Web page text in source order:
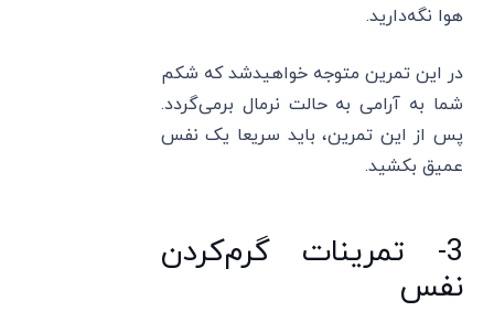
هوا نگه‌دارید.
در این تمرین متوجه خواهیدشد که شکم
شما به آرامی به حالت نرمال برمی‌گردد.
پس از این تمرین، باید سریعا یک نفس
عمیق بکشید.
3- تمرینات گرم‌کردن
نفس